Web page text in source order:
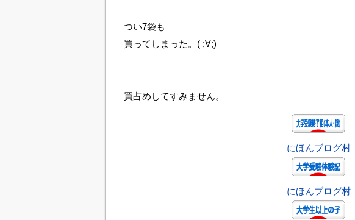
つい7袋も
買ってしまった。( ;∀;)
買占めしてすみません。
にほんブログ村
にほんブログ村